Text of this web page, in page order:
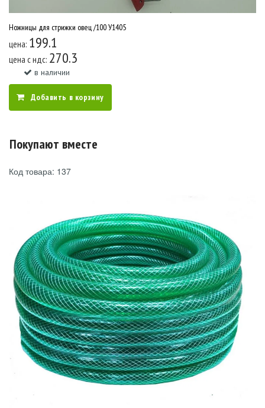
Ножницы для стрижки овец /100 У1405
цена: 199.1
цена c ндс: 270.3
в наличии
Добавить в корзину
Покупают вместе
Код товара: 137